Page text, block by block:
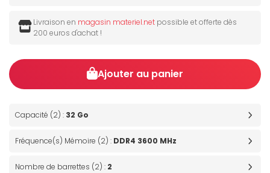
Livraison en magasin materiel.net possible et offerte dès
200 euros d'achat !
Ajouter au panier
Capacité (2) : 32 Go
Fréquence(s) Mémoire (2) : DDR4 3600 MHz
Nombre de barrettes (2) : 2